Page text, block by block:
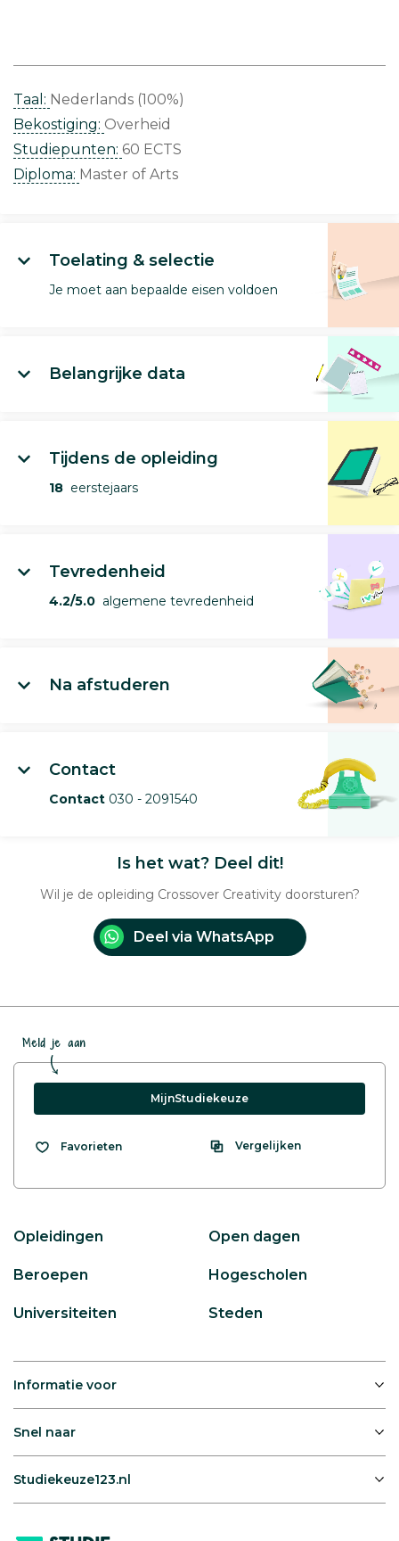
Taal: Nederlands (100%)
Bekostiging: Overheid
Studiepunten: 60 ECTS
Diploma: Master of Arts
Toelating & selectie
Je moet aan bepaalde eisen voldoen
Belangrijke data
Tijdens de opleiding
18 eerstejaars
Tevredenheid
4.2/5.0 algemene tevredenheid
Na afstuderen
Contact
Contact 030 - 2091540
Is het wat? Deel dit!
Wil je de opleiding Crossover Creativity doorsturen?
Deel via WhatsApp
Meld je aan
MijnStudiekeuze
Favorieten Vergelijken
Opleidingen Open dagen
Beroepen Hogescholen
Universiteiten Steden
Informatie voor
Snel naar
Studiekeuze123.nl